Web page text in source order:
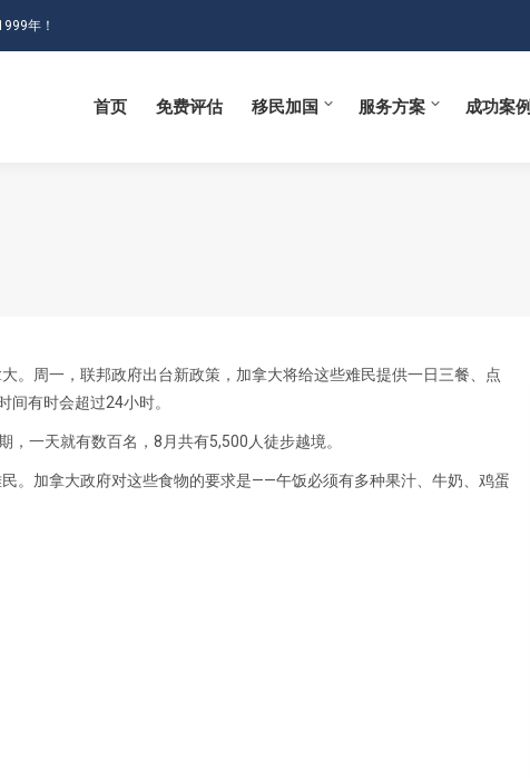
年！
首页 免费评估 移民加国 服务方案 成功案例
。周一，联邦政府出台新政策，加拿大将给这些难民提供一日三餐、点
有时会超过24小时。
一天就有数百名，8月共有5,500人徒步越境。
。加拿大政府对这些食物的要求是——午饭必须有多种果汁、牛奶、鸡蛋